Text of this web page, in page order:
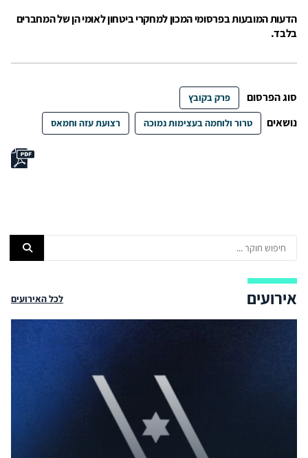
הדעות המובעות בפרסומי המכון למחקרי ביטחון לאומי הן של המחברים
בלבד.
סוג הפרסום פרק בקובץ
נושאים טרור ולוחמה בעצימות נמוכה רצועת עזה וחמאס
אירועים לכל האירועים